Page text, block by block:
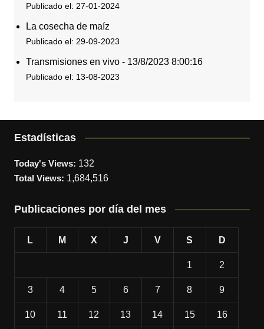
Publicado el: 27-01-2024
La cosecha de maíz
Publicado el: 29-09-2023
Transmisiones en vivo - 13/8/2023 8:00:16
Publicado el: 13-08-2023
Estadísticas
Today's Views: 132
Total Views: 1,684,516
Publicaciones por día del mes
L M X J V S D
1 2
3 4 5 6 7 8 9
10 11 12 13 14 15 16